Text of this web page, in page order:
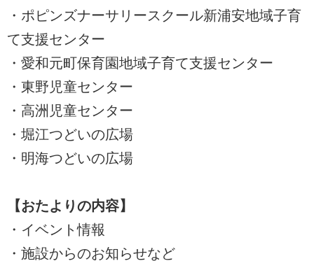
・ポピンズナーサリースクール新浦安地域子育
て支援センター
・愛和元町保育園地域子育て支援センター
・東野児童センター
・高洲児童センター
・堀江つどいの広場
・明海つどいの広場
【おたよりの内容】
・イベント情報
・施設からのお知らせなど